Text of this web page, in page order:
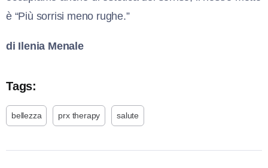
è “Più sorrisi meno rughe.”
di Ilenia Menale
Tags:
bellezza prx therapy salute